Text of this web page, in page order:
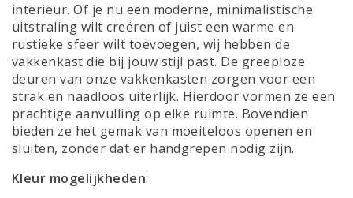
interieur. Of je nu een moderne, minimalistische
uitstraling wilt creëren of juist een warme en
rustieke sfeer wilt toevoegen, wij hebben de
vakkenkast die bij jouw stijl past. De greeploze
deuren van onze vakkenkasten zorgen voor een
strak en naadloos uiterlijk. Hierdoor vormen ze een
prachtige aanvulling op elke ruimte. Bovendien
bieden ze het gemak van moeiteloos openen en
sluiten, zonder dat er handgrepen nodig zijn.
Kleur mogelijkheden: